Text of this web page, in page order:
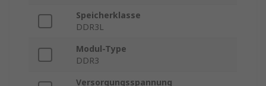
Speicherklasse
DDR3L
Modul-Type
DDR3
Versorgungsspannung